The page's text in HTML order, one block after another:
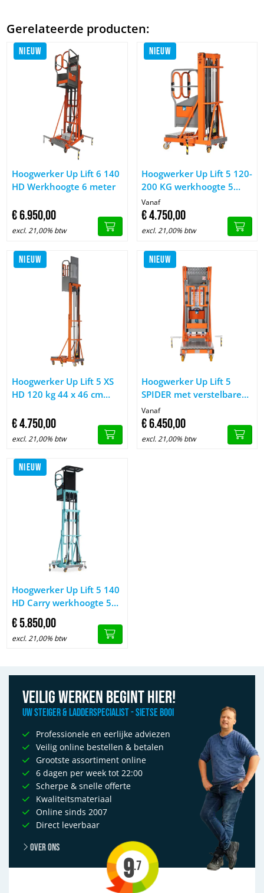
Gerelateerde producten:
NIEUW
Afbeelding Hoogwerker Up Lift 6 140 HD Werkhoogte 6 meter
Hoogwerker Up Lift 6 140
HD Werkhoogte 6 meter
€6.950,00
excl. 21,00% btw
NIEUW
Afbeelding Hoogwerker Up
Hoogwerker Up Lift 5 120-
200 KG werkhoogte 5
meter
Vanaf
€4.750,00
excl. 21,00% btw
NIEUW
Afbeelding Hoogwerker Up Lift 5 XS HD 120 kg 44 x 46 cm
Hoogwerker Up Lift 5 XS
HD 120 kg 44 x 46 cm
€4.750,00
excl. 21,00% btw
NIEUW
Afbeelding Hoogwerker Up
Hoogwerker Up Lift 5
SPIDER met verstelbare
stabilisatoren
Vanaf
€6.450,00
excl. 21,00% btw
NIEUW
Afbeelding Hoogwerker Up Lift 5 140 HD Carry werkhoogte 5
Hoogwerker Up Lift 5 140
HD Carry werkhoogte 5
meter
€5.850,00
excl. 21,00% btw
Veilig werken begint hier!
Uw Steiger & Ladderspecialist - Sietse Booi
Professionele en eerlijke adviezen
Veilig online bestellen & betalen
Grootste assortiment online
6 dagen per week tot 22:00
Scherpe & snelle offerte
Kwaliteitsmateriaal
Online sinds 2007
Direct leverbaar
Over ons
9.7